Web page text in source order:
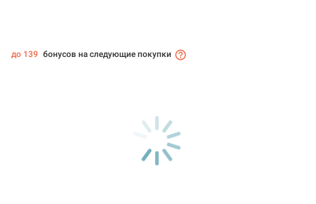
до 139 бонусов на следующие покупки